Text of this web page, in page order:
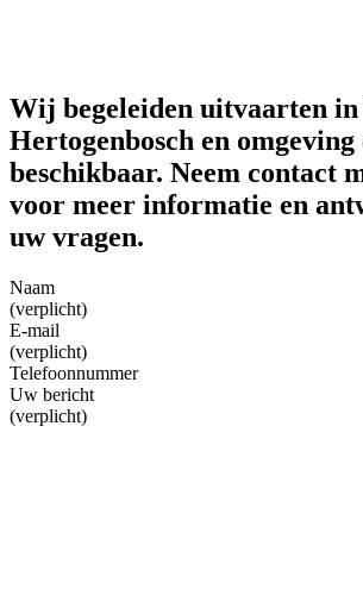
Wij begeleiden uitvaarten in
Hertogenbosch en
beschikbaar. Neem contact
voor meer informatie en
uw vragen.
Naam
(verplicht)
E-mail
(verplicht)
Telefoonnummer
Uw bericht
(verplicht)